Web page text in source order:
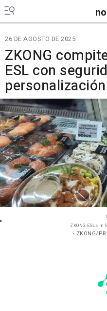
26 DE AGOSTO DE 2025
ZKONG
ESL con
ZKONG ESLs
- ZKONG/